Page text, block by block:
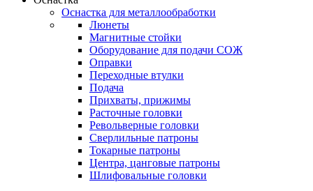
Оснастка для металлообработки
Люнеты
Магнитные стойки
Оборудование для подачи СОЖ
Оправки
Переходные втулки
Подача
Прихваты, прижимы
Расточные головки
Револьверные головки
Сверлильные патроны
Токарные патроны
Центра, цанговые патроны
Шлифовальные головки